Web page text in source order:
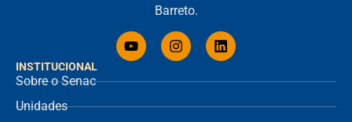
INSTITUCIONAL
Sobre o Senac
Unidades
Barreto.